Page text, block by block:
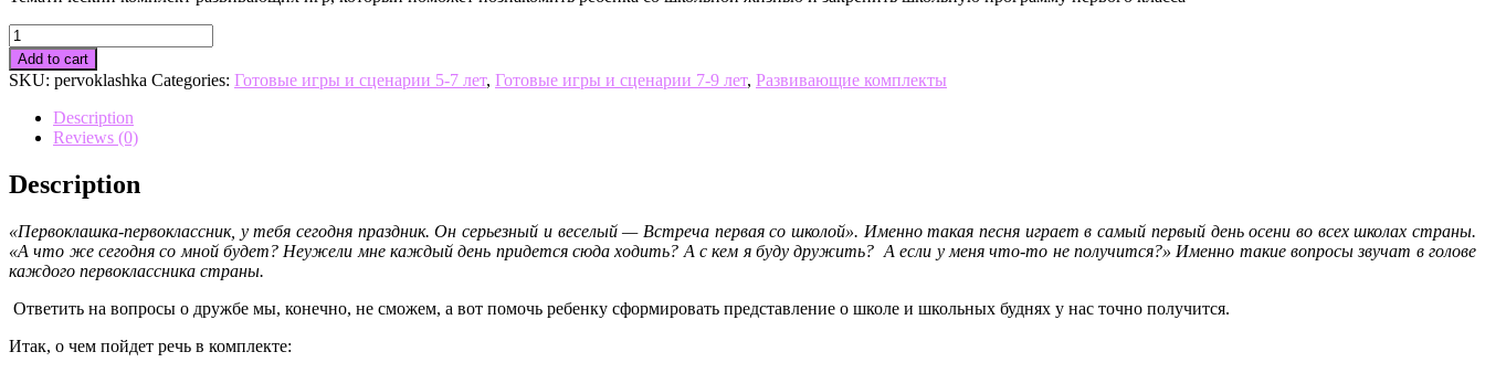
"Первоклассник"
quantity
Add to cart
SKU: pervoklashka Categories: Готовые игры и сценарии 5-7 лет, Готовые игры и сценарии 7-9 лет, Развивающие комплекты
Description
Reviews (0)
Description
«Первоклашка-первоклассник, у тебя сегодня праздник. Он серьезный и веселый — Встреча первая со школой». Именно такая песня играет в самый первый день осени во всех школах страны.
«А что же сегодня со мной будет? Неужели мне каждый день придется сюда ходить? А с кем я буду дружить? А если у меня что-то не получится?» Именно такие вопросы звучат в голове
каждого первоклассника страны.
Ответить на вопросы о дружбе мы, конечно, не сможем, а вот помочь ребенку сформировать представление о школе и школьных буднях у нас точно получится.
Итак, о чем пойдет речь в комплекте: